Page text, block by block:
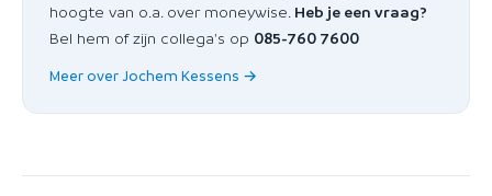
hoogte van o.a. over moneywise. Heb je een vraag?
Bel hem of zijn collega's op 085-760 7600
Meer over Jochem Kessens →